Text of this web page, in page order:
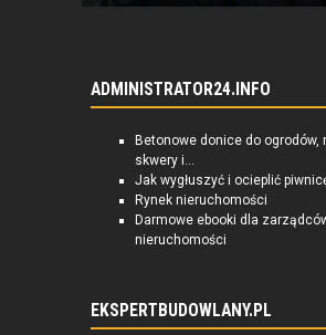
ADMINISTRATOR24.INFO
Betonowe donice do ogrodów,
skwery i...
Jak wygłuszyć i ocieplić
Rynek nieruchomości
Darmowe ebooki dla
nieruchomości
EKSPERTBUDOWLANY.PL